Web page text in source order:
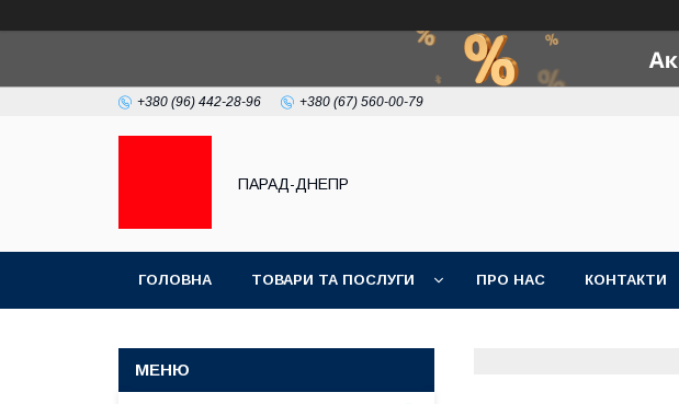
+380 (96) 442-28-96 +380 (67) 560-00-79
ПАРАД-ДНЕПР
ГОЛОВНА ТОВАРИ ТА ПОСЛУГИ ПРО НАС КОНТАКТИ